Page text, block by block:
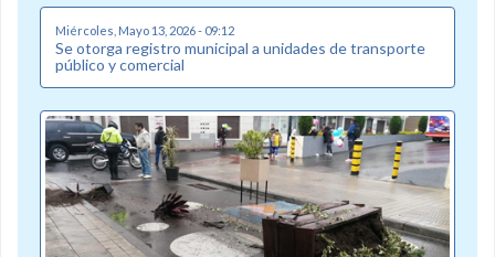
Miércoles, Mayo 13, 2026 - 09:12
Se otorga registro municipal a unidades de transporte
público y comercial